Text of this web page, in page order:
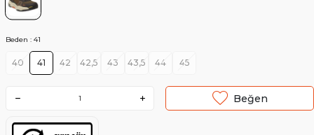
Beden : 41
40 41 42 42,5 43 43,5 44 45
Beğen